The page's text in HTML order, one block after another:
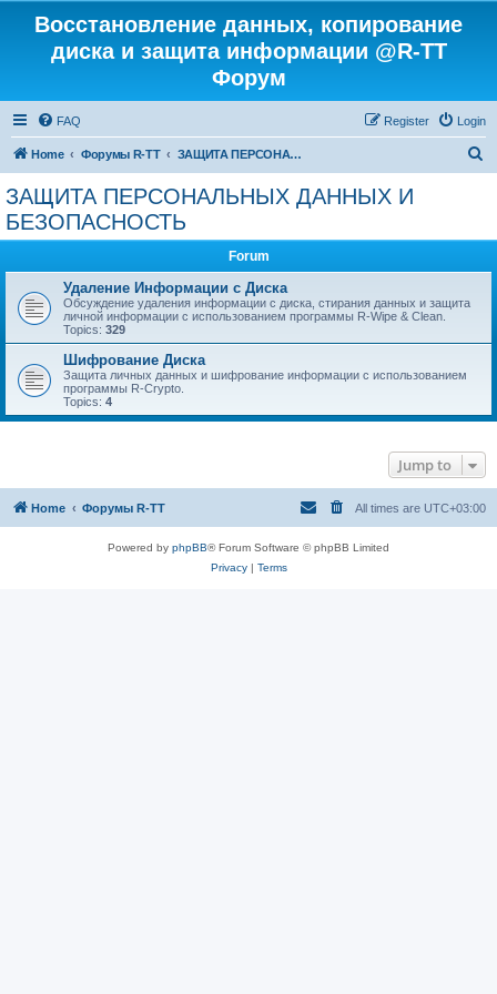
Восстановление данных, копирование
диска и защита информации @R-TT
Форум
FAQ Login
Register
Home Форумы R-TT ЗАЩИТА ПЕРСОНАЛЬНЫХ ДАННЫХ И БЕЗОПАСНОСТЬ
ЗАЩИТА ПЕРСОНАЛЬНЫХ ДАННЫХ И
БЕЗОПАСНОСТЬ
Forum
Удаление Информации с Диска
Обсуждение удаления информации с диска, стирания данных и защита
личной информации с использованием программы R-Wipe & Clean.
Topics: 329
Шифрование Диска
Защита личных данных и шифрование информации с использованием
программы R-Crypto.
Topics: 4
Jump to
Home Форумы R-TT All times are UTC+03:00
Powered by phpBB® Forum Software © phpBB Limited
Privacy| Terms